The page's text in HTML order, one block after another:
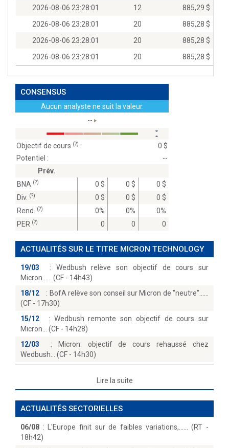
2026-08-06 23:28:01
12
885,29 $
2026-08-06 23:28:01
20
885,28 $
2026-08-06 23:28:01
20
885,28 $
2026-08-06 23:28:01
20 885,28 $
CONSENSUS
Aucun analyste ne suit la valeur.
--
Objectif de cours (?) :
0 $
Potentiel :
--
Prév.
BNA (?) 0 $ 0 $
0 $
Div. (?) 0 $ 0 $
0 $
Rend.
(?) 0% 0%
0%
PER (?) 0 0 0
ACTUALITÉS SUR LE TITRE MICRON TECHNOLOGY
19/03 : Wedbush relève son objectif de cours sur
Micron...… (CF - 14h43)
18/12
: BofA relève son conseil sur Micron de "neutre"...
(CF - 17h30)
15/12
: Wedbush remonte son objectif de cours sur
Micron… (CF - 14h28)
12/03
:
Micron: objectif de cours rehaussé chez
Wedbush… (CF - 14h30)
Lire la suite
ACTUALITÉS SECTORIELLES
06/08 :
L'Europe finit sur de faibles variations,...… (RT -
18h42)